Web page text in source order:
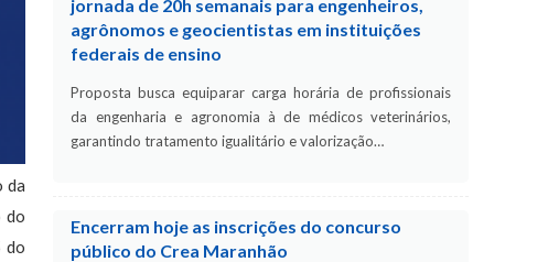
da
do
do
jornada de 20h semanais para engenheiros,
agrônomos e geocientistas em instituições
federais de ensino
Proposta busca equiparar carga horária de profissionais
da engenharia e agronomia à de médicos veterinários,
garantindo tratamento igualitário e valorização…
Encerram hoje as inscrições do concurso
público do Crea Maranhão